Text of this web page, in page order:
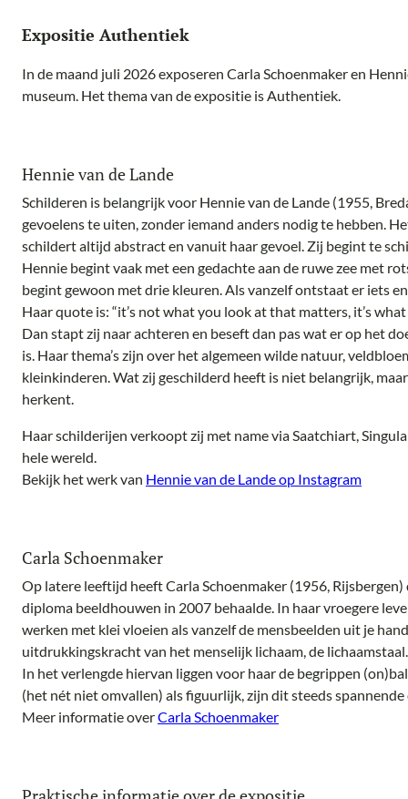
Expositie Authentiek
In de maand juli 2026 exposeren Carla Schoenmaker en
museum. Het thema van de expositie is Authentiek.
Hennie van de Lande
Schilderen is belangrijk voor Hennie van de Lande (1955,
gevoelens te uiten, zonder iemand anders nodig te hebben.
schildert altijd abstract en vanuit haar gevoel. Zij begint te
Hennie begint vaak met een gedachte aan de ruwe zee met
begint gewoon met drie kleuren. Als vanzelf ontstaat er iets
Haar quote is: “it’s not what you look at that matters, it’s what
Dan stapt zij naar achteren en beseft dan pas wat er op het
is. Haar thema’s zijn over het algemeen wilde natuur,
kleinkinderen. Wat zij geschilderd heeft is niet belangrijk,
herkent.
Haar schilderijen verkoopt zij met name via Saatchiart,
hele wereld.
Bekijk het werk van Hennie van de Lande op Instagram
Carla Schoenmaker
Op latere leeftijd heeft Carla Schoenmaker (1956,
diploma beeldhouwen in 2007 behaalde. In haar vroegere
werken met klei vloeien als vanzelf de mensbeelden uit je
uitdrukkingskracht van het menselijk lichaam, de
In het verlengde hiervan liggen voor haar de begrippen
(het nét niet omvallen) als figuurlijk, zijn dit steeds
Meer informatie overCarla Schoenmaker